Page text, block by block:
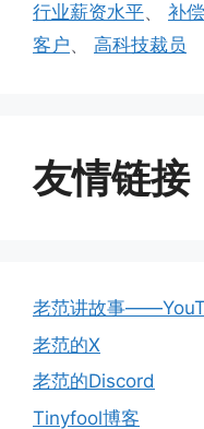
行业薪资水平、 补
客户、 高科技裁员
友情链接
老范讲故事
老范的X
老范的Discord
Tinyfool博客